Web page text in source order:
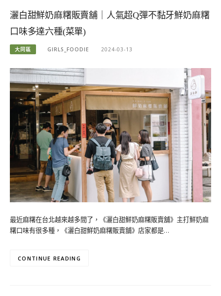
灑白甜鮮奶麻糬販賣舖｜人氣超Q彈不黏牙鮮奶麻糬
口味多達六種(菜單)
大同區 GIRLS_FOODIE 2024-03-13
最近麻糬在台北越來越多間了，《灑白甜鮮奶麻糬販賣舖》主打鮮奶麻
糬口味有很多種，《灑白甜鮮奶麻糬販賣舖》店家都是…
CONTINUE READING